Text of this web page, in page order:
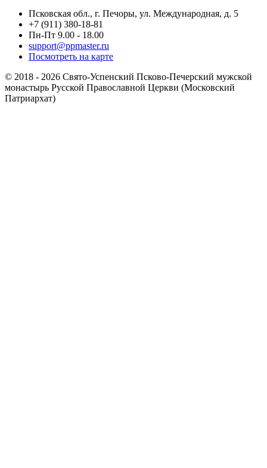
Псковская обл., г. Печоры, ул. Международная, д. 5
+7 (911) 380-18-81
Пн-Пт 9.00 - 18.00
support@ppmaster.ru
Посмотреть на карте
© 2018 - 2026 Свято-Успенский Псково-Печерский мужской
монастырь Русской Православной Церкви (Московский
Патриархат)